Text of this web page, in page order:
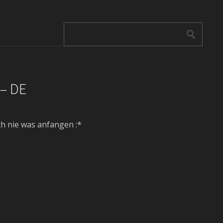
DE
nie was anfangen :*